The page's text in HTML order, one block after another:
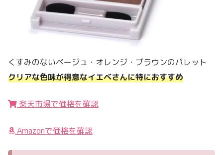
くすみのないベージュ・オレンジ・ブラウンのパレット
クリアな色味が得意なイエベさんに特におすすめ
楽天市場で価格を確認
Amazonで価格を確認